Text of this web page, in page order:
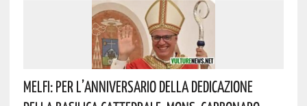
Melfi: Per L’anniversario Della Dedicazione